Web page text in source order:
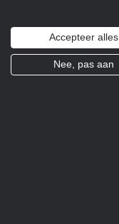
Accepteer alles
Nee, pas aan